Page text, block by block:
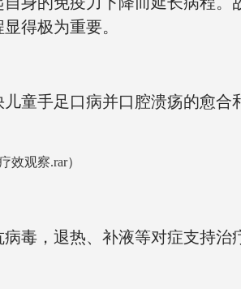
得极为重要。
童手足口病并口腔溃疡的愈合
效观察.rar）
毒，退热、补液等对症支持治